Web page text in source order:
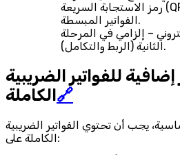
رمز الاستجابة السريعة (QR Code) – إلزامي في
الفواتير المبسطة.
– إلزامي في المرحلة
الثانية (الربط والتكامل).
للفواتير الضريبية
الكاملة 🔗
يجب أن تحتوي الفواتير الضريبية
الكاملة على: